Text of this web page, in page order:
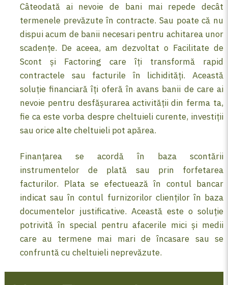
Câteodată ai nevoie de bani mai repede decât
termenele prevăzute în contracte. Sau poate că nu
dispui acum de banii necesari pentru achitarea unor
scadențe. De aceea, am dezvoltat o Facilitate de
Scont și Factoring care îți transformă rapid
contractele sau facturile în lichidități. Această
soluție financiară îți oferă în avans banii de care ai
nevoie pentru desfășurarea activității din ferma ta,
fie ca este vorba despre cheltuieli curente, investiții
sau orice alte cheltuieli pot apărea.
Finanțarea se acordă în baza scontării
instrumentelor de plată sau prin forfetarea
facturilor. Plata se efectuează în contul bancar
indicat sau în contul furnizorilor clienților în baza
documentelor justificative. Această este o soluție
potrivită în special pentru afacerile mici și medii
care au termene mai mari de încasare sau se
confruntă cu cheltuieli neprevăzute.